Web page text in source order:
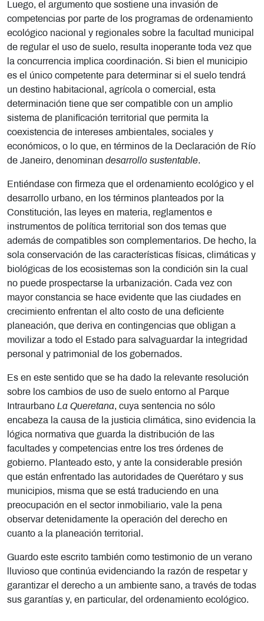
Luego, el argumento que sostiene una invasión de
competencias por parte de los programas de ordenamiento
ecológico nacional y regionales sobre la facultad municipal
de regular el uso de suelo, resulta inoperante toda vez que
la concurrencia implica coordinación. Si bien el municipio
es el único competente para determinar si el suelo tendrá
un destino habitacional, agrícola o comercial, esta
determinación tiene que ser compatible con un amplio
sistema de planificación territorial que permita la
coexistencia de intereses ambientales, sociales y
económicos, o lo que, en términos de la Declaración de Río
de Janeiro, denominan desarrollo sustentable.
Entiéndase con firmeza que el ordenamiento ecológico y el
desarrollo urbano, en los términos planteados por la
Constitución, las leyes en materia, reglamentos e
instrumentos de política territorial son dos temas que
además de compatibles son complementarios. De hecho, la
sola conservación de las características físicas, climáticas y
biológicas de los ecosistemas son la condición sin la cual
no puede prospectarse la urbanización. Cada vez con
mayor constancia se hace evidente que las ciudades en
crecimiento enfrentan el alto costo de una deficiente
planeación, que deriva en contingencias que obligan a
movilizar a todo el Estado para salvaguardar la integridad
personal y patrimonial de los gobernados.
Es en este sentido que se ha dado la relevante resolución
sobre los cambios de uso de suelo entorno al Parque
Intraurbano La Queretana, cuya sentencia no sólo
encabeza la causa de la justicia climática, sino evidencia la
lógica normativa que guarda la distribución de las
facultades y competencias entre los tres órdenes de
gobierno. Planteado esto, y ante la considerable presión
que están enfrentado las autoridades de Querétaro y sus
municipios, misma que se está traduciendo en una
preocupación en el sector inmobiliario, vale la pena
observar detenidamente la operación del derecho en
cuanto a la planeación territorial.
Guardo este escrito también como testimonio de un verano
lluvioso que continúa evidenciando la razón de respetar y
garantizar el derecho a un ambiente sano, a través de todas
sus garantías y, en particular, del ordenamiento ecológico.